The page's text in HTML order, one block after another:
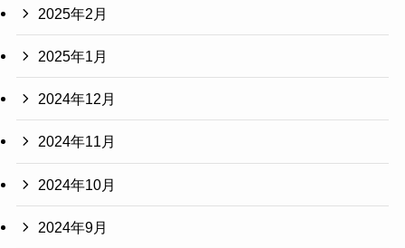
2025年2月
2025年1月
2024年12月
2024年11月
2024年10月
2024年9月